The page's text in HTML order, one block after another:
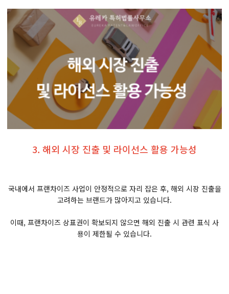
3. 해외 시장 진출 및 라이선스 활용 가능성
국내에서 프랜차이즈 사업이 안정적으로 자리 잡은 후, 해외 시장 진출을
고려하는 브랜드가 많아지고 있습니다.
이때, 프랜차이즈 상표권이 확보되지 않으면 해외 진출 시 관련 표식 사
용이 제한될 수 있습니다.